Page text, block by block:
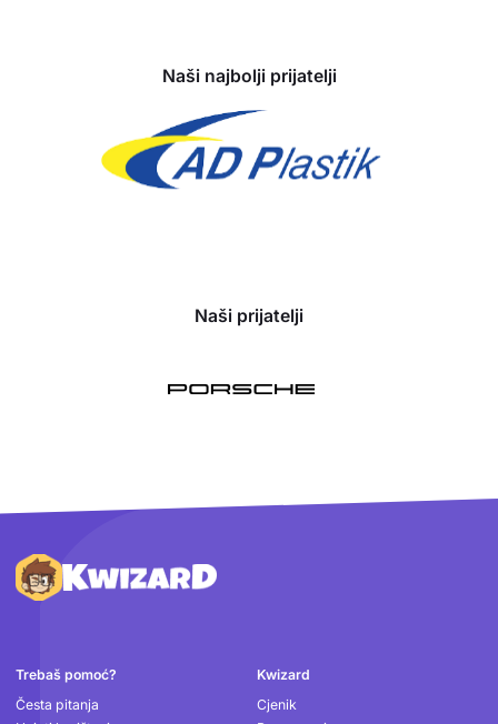
Naši najbolji prijatelji
Naši prijatelji
Podnožje
Trebaš pomoć?
Česta pitanja
Kwizard
Cjenik